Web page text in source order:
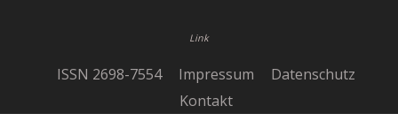
Link
ISSN 2698-7554 Impressum
Datenschutz
Kontakt